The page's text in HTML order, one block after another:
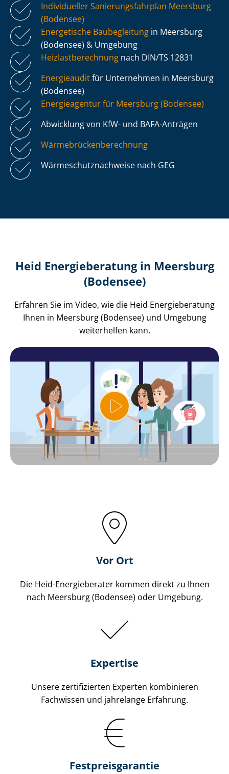
Individueller Sa­nie­rungs­fahr­plan Meersburg
(Bodensee)
Energetische Baubegleitung in Meersburg
(Bodensee) & Umgebung
Heiz­last­be­rech­nung nach DIN/TS 12831
Energieauditfür Unternehmen in Meersburg
(Bodensee)
Energieagentur für Meersburg (Bodensee)
Abwicklung von KfW- und BAFA-Anträgen
Wär­me­brü­cken­be­rech­nung
Wär­me­schutz­nach­wei­se nach GEG
Heid Energieberatung in Meersburg
(Bodensee)
Erfahren Sie im Video, wie die Heid Energieberatung
Ihnen in Meersburg (Bodensee) und Umgebung
weiterhelfen kann.
Vor Ort
Die Heid-Energieberater kommen direkt zu Ihnen
nach Meersburg (Bodensee) oder Umgebung.
Expertise
Unsere zertifizierten Experten kombinieren
Fachwissen und jahrelange Erfahrung.
Fest­preis­ga­ran­tie